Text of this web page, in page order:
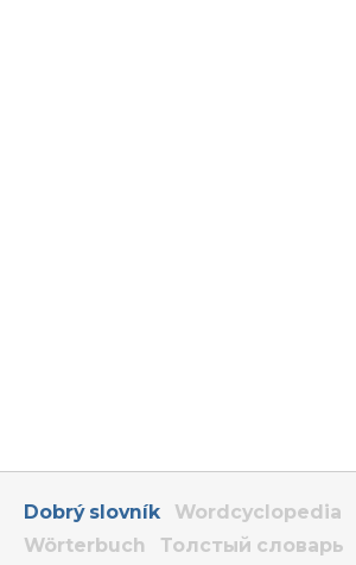
Dobrý slovník Wordcyclopedia
Wörterbuch
Толстый словарь